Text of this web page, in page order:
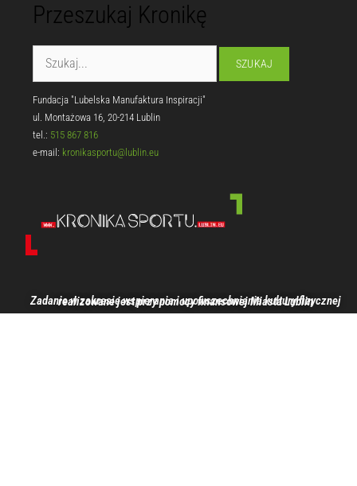
Przeszukaj Kronikę
Fundacja "Lubelska Manufaktura Inspiracji"
ul. Montażowa 16, 20-214 Lublin
tel.: 515 867 816
e-mail: kronikasportu@lublin.eu
Zadanie w zakresie wspierania i upowszechniania kultury fizycznej realizowane jest przy pomocy finansowej Miasta Lublin